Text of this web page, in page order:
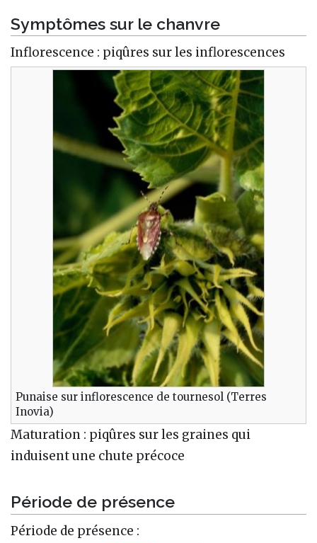
Symptômes sur le chanvre
Inflorescence : piqûres sur les inflorescences
Punaise sur inflorescence de tournesol (Terres
Inovia)
Maturation : piqûres sur les graines qui
induisent une chute précoce
Période de présence
Période de présence :